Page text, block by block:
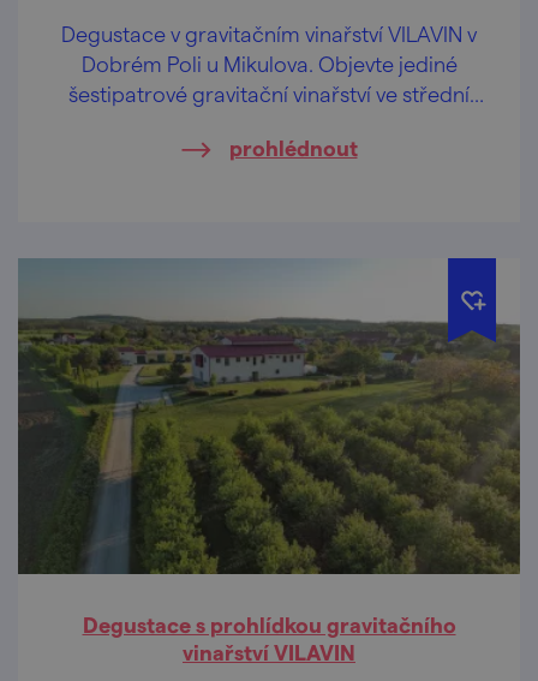
Degustace v gravitačním vinařství VILAVIN v
Dobrém Poli u Mikulova. Objevte jediné
šestipatrové gravitační vinařství ve střední
prohlédnout
Degustace s prohlídkou gravitačního
vinařství VILAVIN